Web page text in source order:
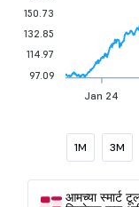
Jan 24
150.73
132.85
114.97
97.09
1M 3M
आमच्या स्मार्ट